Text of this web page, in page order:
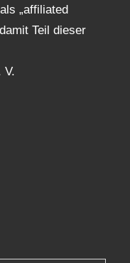
„affiliated
Teil dieser
V.